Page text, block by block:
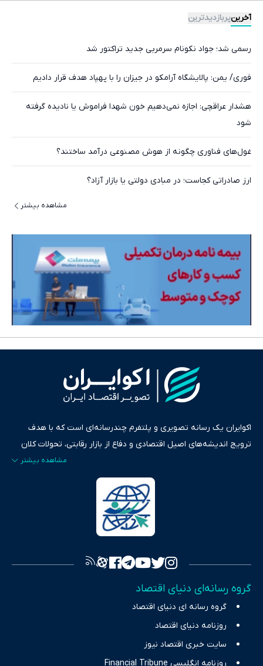
آخرینپربازدیدترین
رسمی شد؛ جواد نکونام سرمربی جدید تراکتور شد
فوری/ یمن: پالایشگاه آرامکو در جیزان را با پهپاد هدف قرار دادیم
هشدار عراقچی: اجازه نمی‌دهیم خون شهدا فراموش یا نادیده گرفته
شود
غول‌های فناوری چگونه از هوش مصنوعی درآمد ساختند؟
ارز صادراتی کجاست؛ در مبادی دولتی یا بازار آزاد؟
مشاهده بیشتر
اکوایران یک رسانه تصویری و پلتفرم چندرسانه‌ای است که با هدف
ترویج اندیشه‌های اصیل اقتصادی و دفاع از بازار رقابتی، تحولات کلان
ایران و جهان را در قالب‌های ویدیو، پادکست، متن و گزارش‌های تحلیلی
پایش می‌کند. این رسانه به عنوان منبعی دقیق و قابل اعتماد، فراتر از
اطلاع‌رسانی صرف، به تبیین سیاست‌ها و کارکردهای بازارهای مالی،
سرمایه‌گذاری، تجارت و حوزه‌های نوظهور می‌پردازد. اکوایران با پایبندی
به اصول «انصاف، امانت و صداقت»، بستری برای انعکاس آراء متنوع
تصویری شفاف از واقعیت‌های اقتصادی ارائه دهد. ما در اکوایران با
چالش‌های فقر و بیکاری را جست‌وجو کرده و در کنار تحلیل آمارها،
نیازهای خبری مخاطبان در حوزه‌های اثرگذار بر اقتصاد را با رویکردی
حرفه‌ای و روزآمد پوشش می‌دهیم.
گروه رسانه‌ای دنیای اقتصاد
گروه رسانه ای دنیای اقتصاد
روزنامه دنیای اقتصاد
سایت خبری اقتصاد نیوز
روزنامه انگلیسی Financial Tribune